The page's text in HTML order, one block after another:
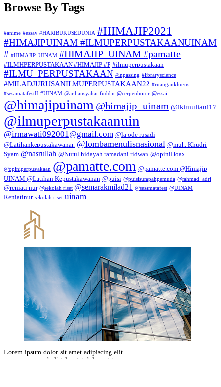
Browse By Tags
#anime #essay #HARIBUKUSEDUNIA #HIMAJIP2021
#HIMAJIPUINAM #ILMUPERPUSTAKAANUINAM
# #HIMAJIP_UINAM #HIMAJIP_UINAM #pamatte
#ILMHPERPUSTAKAAN #HIMAJIP #P #ilmuperpustakaan
#ILMU_PERPUSTAKAAN #inpassing #libraryscience
#MILADJURUSANILMUPERPUSTAKAAN22 #ruangankhusus
#sesamatafestII #UINAM @ardiansyaharifuddin @cerpenhoror @essai
@himajipuinam @himajip_uinam @ikimuliani17
@ilmuperpustakaanuin
@irmawati092001@gmail.com @la ode rusadi
@Latihankepustakawanan @lombamenulisnasional @muh. Khudri
Syam @nasrullah @Nurul hidayah ramadani ridwan @opiniHoax
@opiniperpustakaan @pamatte.com @pamatte.com @Himajip
UINAM @Latihan Kepustakawanan @puisi @puisisumpahpemuda @rahmad_adri
@reniati nur @sekolah riset @semarakmilad21 @sesamatafest @UINAM
Reniatinur sekolah riset uinam
Lorem ipsum dolor sit amet adipiscing elit
aenean commodo ligula eget dolor eget